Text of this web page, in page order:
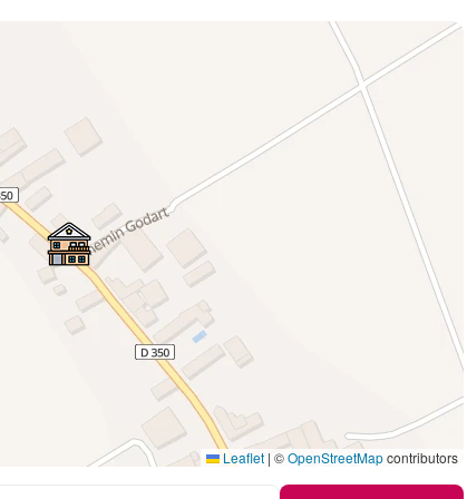
Leaflet | ©OpenStreetMapcontributors